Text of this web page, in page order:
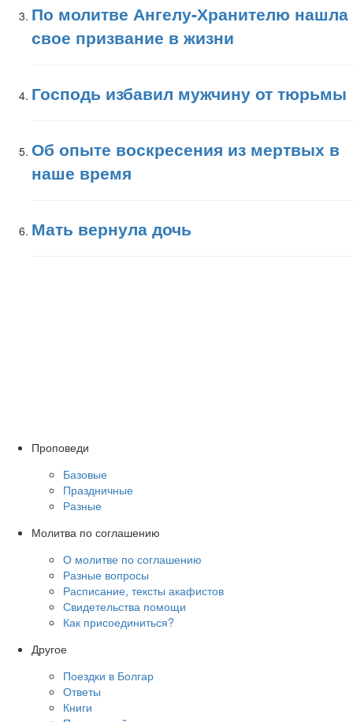
По молитве Ангелу-Хранителю нашла
свое призвание в жизни
Господь избавил мужчину от тюрьмы
Об опыте воскресения из мертвых в
наше время
Мать вернула дочь
Проповеди
Базовые
Праздничные
Разные
Молитва по соглашению
О молитве по соглашению
Разные вопросы
Расписание, тексты акафистов
Свидетельства помощи
Как присоединиться?
Другое
Поездки в Болгар
Ответы
Книги